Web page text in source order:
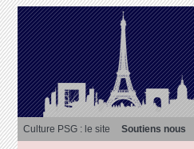
Culture PSG : le site Soutiens nous